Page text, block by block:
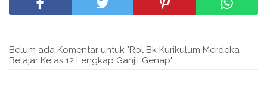
Belum ada Komentar untuk "Rpl Bk Kurikulum Merdeka
Belajar Kelas 12 Lengkap Ganjil Genap"